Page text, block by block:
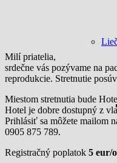
Milí priatelia,
srdečne vás pozývame na
reprodukcie. Stretnutie
Miestom stretnutia bude
Hotel je dobre dostupný z
Prihlásiť sa môžete mailom
0905 875 789.
Registračný poplatok 5 eur/